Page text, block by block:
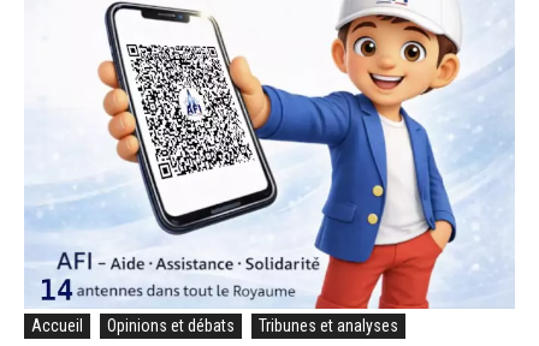
Accueil Opinions et débats Tribunes et analyses